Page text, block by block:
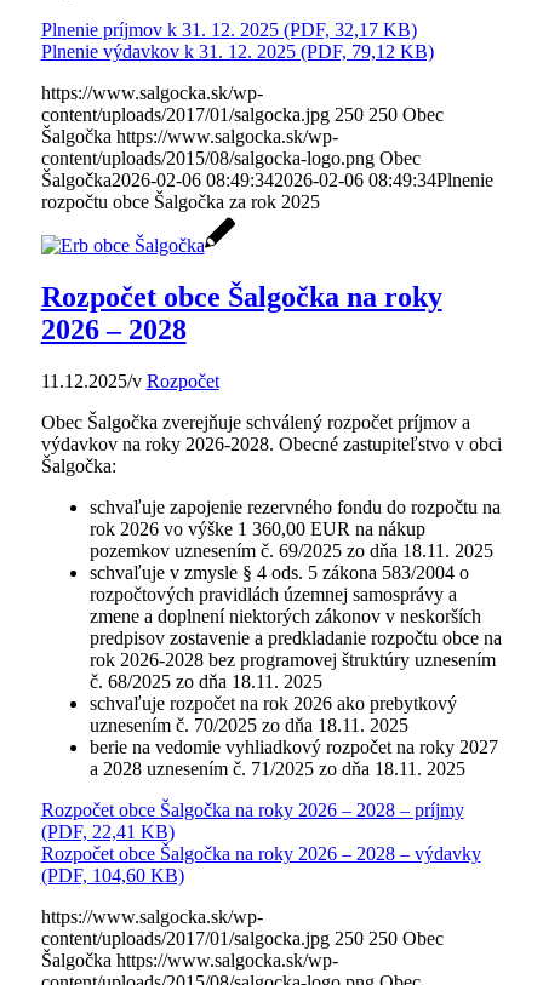
Plnenie príjmov k 31. 12. 2025 (PDF, 32,17 KB)
Plnenie výdavkov k 31. 12. 2025 (PDF, 79,12 KB)
https://www.salgocka.sk/wp-
content/uploads/2017/01/salgocka.jpg 250 250 Obec
Šalgočka https://www.salgocka.sk/wp-
content/uploads/2015/08/salgocka-logo.png Obec
Šalgočka2026-02-06 08:49:342026-02-06 08:49:34Plnenie
rozpočtu obce Šalgočka za rok 2025
Rozpočet obce Šalgočka na roky
2026 – 2028
11.12.2025/v Rozpočet
Obec Šalgočka zverejňuje schválený rozpočet príjmov a
výdavkov na roky 2026-2028. Obecné zastupiteľstvo v obci
Šalgočka:
schvaľuje zapojenie rezervného fondu do rozpočtu na
rok 2026 vo výške 1 360,00 EUR na nákup
pozemkov uznesením č. 69/2025 zo dňa 18.11. 2025
schvaľuje v zmysle § 4 ods. 5 zákona 583/2004 o
rozpočtových pravidlách územnej samosprávy a
zmene a doplnení niektorých zákonov v neskorších
predpisov zostavenie a predkladanie rozpočtu obce na
rok 2026-2028 bez programovej štruktúry uznesením
č. 68/2025 zo dňa 18.11. 2025
schvaľuje rozpočet na rok 2026 ako prebytkový
uznesením č. 70/2025 zo dňa 18.11. 2025
berie na vedomie vyhliadkový rozpočet na roky 2027
a 2028 uznesením č. 71/2025 zo dňa 18.11. 2025
Rozpočet obce Šalgočka na roky 2026 – 2028 – príjmy
(PDF, 22,41 KB)
Rozpočet obce Šalgočka na roky 2026 – 2028 – výdavky
(PDF, 104,60 KB)
https://www.salgocka.sk/wp-
content/uploads/2017/01/salgocka.jpg 250 250 Obec
Šalgočka https://www.salgocka.sk/wp-